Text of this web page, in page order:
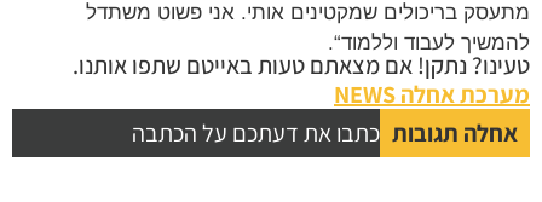
מתעסק בריכולים שמקטינים אותי. אני פשוט משתדל
להמשיך לעבוד וללמוד“.
טעינו? נתקן! אם מצאתם טעות באייטם שתפו אותנו.
מערכת אחלה NEWS
אחלה תגובות כתבו את דעתכם על הכתבה